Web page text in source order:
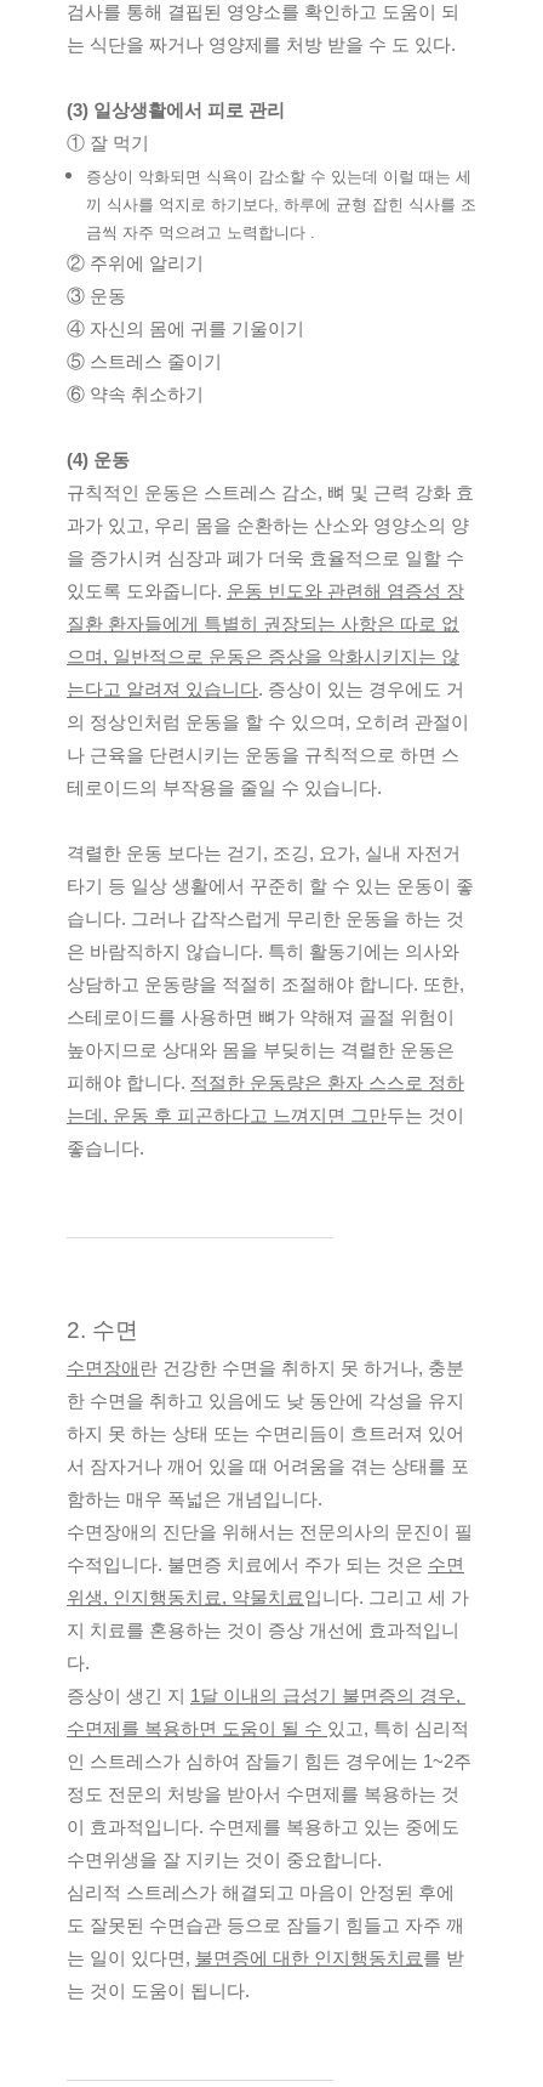
검사를 통해 결핍된 영양소를 확인하고 도움이 되
는 식단을 짜거나 영양제를 처방 받을 수 도 있다.
(3) 일상생활에서 피로 관리
① 잘 먹기
증상이 악화되면 식욕이 감소할 수 있는데 이럴 때는 세
끼 식사를 억지로 하기보다, 하루에 균형 잡힌 식사를 조
금씩 자주 먹으려고 노력합니다 .
② 주위에 알리기
③ 운동
④ 자신의 몸에 귀를 기울이기
⑤ 스트레스 줄이기
⑥ 약속 취소하기
(4) 운동
규칙적인 운동은 스트레스 감소, 뼈 및 근력 강화 효
과가 있고, 우리 몸을 순환하는 산소와 영양소의 양
을 증가시켜 심장과 폐가 더욱 효율적으로 일할 수
있도록 도와줍니다. 운동 빈도와 관련해 염증성 장
질환 환자들에게 특별히 권장되는 사항은 따로 없
으며, 일반적으로 운동은 증상을 악화시키지는 않
는다고 알려져 있습니다. 증상이 있는 경우에도 거
의 정상인처럼 운동을 할 수 있으며, 오히려 관절이
나 근육을 단련시키는 운동을 규칙적으로 하면 스
테로이드의 부작용을 줄일 수 있습니다.
격렬한 운동 보다는 걷기, 조깅, 요가, 실내 자전거
타기 등 일상 생활에서 꾸준히 할 수 있는 운동이 좋
습니다. 그러나 갑작스럽게 무리한 운동을 하는 것
은 바람직하지 않습니다. 특히 활동기에는 의사와
상담하고 운동량을 적절히 조절해야 합니다. 또한,
스테로이드를 사용하면 뼈가 약해져 골절 위험이
높아지므로 상대와 몸을 부딪히는 격렬한 운동은
피해야 합니다. 적절한 운동량은 환자 스스로 정하
는데, 운동 후 피곤하다고 느껴지면 그만두는 것이
좋습니다.
2. 수면
수면장애 란 건강한 수면을 취하지 못 하거나, 충분
한 수면을 취하고 있음에도 낮 동안에 각성을 유지
하지 못 하는 상태 또는 수면리듬이 흐트러져 있어
서 잠자거나 깨어 있을 때 어려움을 겪는 상태를 포
함하는 매우 폭넓은 개념입니다.
수면장애의 진단을 위해서는 전문의사의 문진이 필
수적입니다. 불면증 치료에서 주가 되는 것은 수면
위생, 인지행동치료, 약물치료입니다. 그리고 세 가
지 치료를 혼용하는 것이 증상 개선에 효과적입니
다.
증상이 생긴 지 1달 이내의 급성기 불면증의 경우,
수면제를 복용하면 도움이 될 수 있고, 특히 심리적
인 스트레스가 심하여 잠들기 힘든 경우에는 1~2주
정도 전문의 처방을 받아서 수면제를 복용하는 것
이 효과적입니다. 수면제를 복용하고 있는 중에도
수면위생을 잘 지키는 것이 중요합니다.
심리적 스트레스가 해결되고 마음이 안정된 후에
도 잘못된 수면습관 등으로 잠들기 힘들고 자주 깨
는 일이 있다면, 불면증에 대한 인지행동치료를 받
는 것이 도움이 됩니다.